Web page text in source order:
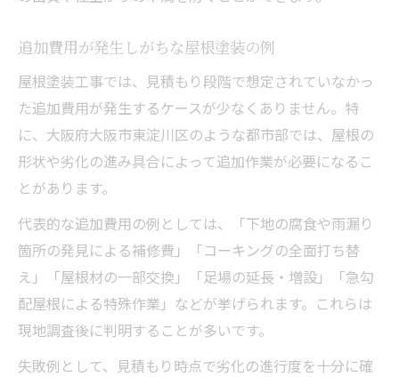
追加費用が発生しがちな屋根塗装の例
屋根塗装工事では、見積もり段階で想定されていなかっ
た追加費用が発生するケースが少なくありません。特
に、大阪府大阪市東淀川区のような都市部では、屋根の
形状や劣化の進み具合によって追加作業が必要になるこ
とがあります。
代表的な追加費用の例としては、「下地の腐食や雨漏り
箇所の発見による補修費」「コーキングの全面打ち替
え」「屋根材の一部交換」「足場の延長・増設」「急勾
配屋根による特殊作業」などが挙げられます。これらは
現地調査後に判明することが多いです。
失敗例として、見積もり時点で劣化の進行度を十分に確